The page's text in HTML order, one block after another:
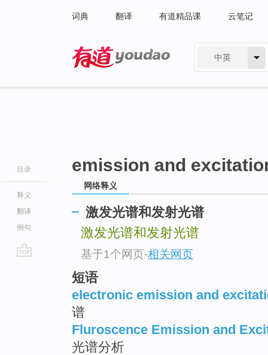
词典 翻译 有道精品课 云笔记
中英
目录
释义
翻译
例句
emission and
网络释义
激发光谱和发射光谱
激发光谱和发射光谱
基于1个网页-相关网页
短语
electronic emission and
谱
Fluroscence Emission and
光谱分析